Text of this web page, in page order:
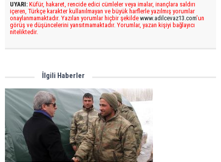
UYARI: Küfür, hakaret, rencide edici cümleler veya imalar, inançlara saldırı
içeren, Türkçe karakter kullanılmayan ve büyük harflerle yazılmış yorumlar
onaylanmamaktadır. Yazılan yorumlar hiçbir şekilde www.adilcevaz13.com’un
görüş ve düşüncelerini yansıtmamaktadır. Yorumlar, yazan kişiyi bağlayıcı
niteliktedir.
İlgili Haberler